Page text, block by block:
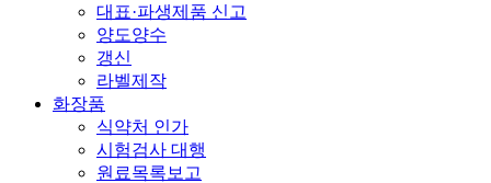
대표·파생제품 신고
양도양수
갱신
라벨제작
화장품
식약처 인가
시험검사 대행
원료목록보고